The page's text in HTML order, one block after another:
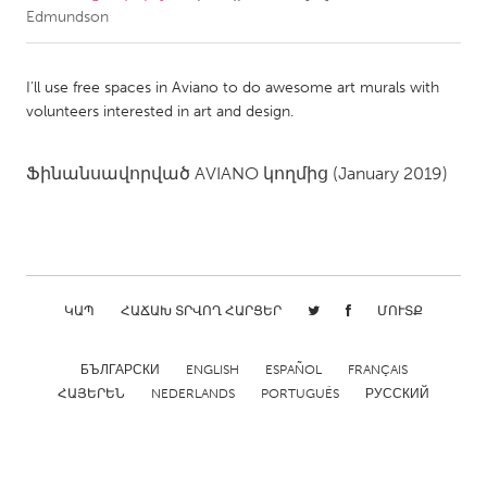
CANADA
Amherstburg
Kingston
Kitchener-Waterloo
New Glasgow
South Shore
Toronto
Leiden
Rotterdam
Edmundson
I’ll use free spaces in Aviano to do awesome art murals with
volunteers interested in art and design.
Ֆինանսավորված AVIANO կողմից (January 2019)
ԿԱՊ ՀԱՃԱԽ ՏՐՎՈՂ ՀԱՐՑԵՐ ՄՈՒՏՔ
БЪЛГАРСКИ ENGLISH ESPAÑOL
FRANÇAIS
ՀԱՅԵՐԵՆ
NEDERLANDS PORTUGUÊS РУССКИЙ